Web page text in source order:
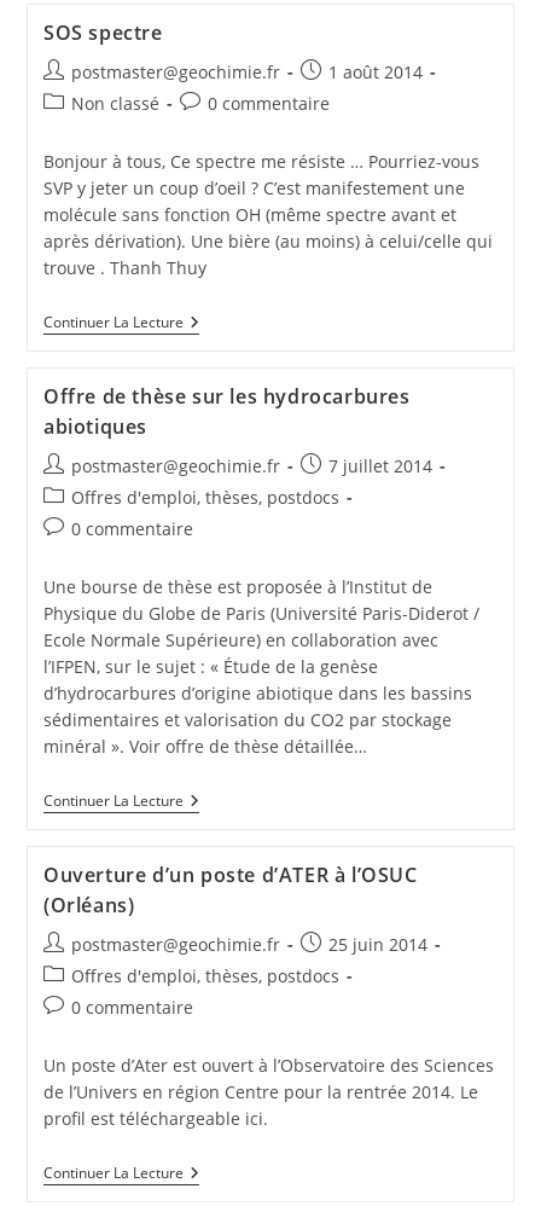
SOS spectre
postmaster@geochimie.fr
1 août 2014
Non classé
0 commentaire
Bonjour à tous, Ce spectre me résiste … Pourriez-vous
SVP y jeter un coup d’oeil ? C’est manifestement une
molécule sans fonction OH (même spectre avant et
après dérivation). Une bière (au moins) à celui/celle qui
trouve . Thanh Thuy
Continuer La Lecture
Offre de thèse sur les hydrocarbures
abiotiques
postmaster@geochimie.fr
7 juillet 2014
Offres d'emploi, thèses, postdocs
0 commentaire
Une bourse de thèse est proposée à l’Institut de
Physique du Globe de Paris (Université Paris-Diderot /
Ecole Normale Supérieure) en collaboration avec
l’IFPEN, sur le sujet : « Étude de la genèse
d’hydrocarbures d’origine abiotique dans les bassins
sédimentaires et valorisation du CO2 par stockage
minéral ». Voir offre de thèse détaillée…
Continuer La Lecture
Ouverture d’un poste d’ATER à l’OSUC
(Orléans)
postmaster@geochimie.fr
25 juin 2014
Offres d'emploi, thèses, postdocs
0 commentaire
Un poste d’Ater est ouvert à l’Observatoire des Sciences
de l’Univers en région Centre pour la rentrée 2014. Le
profil est téléchargeable ici.
Continuer La Lecture